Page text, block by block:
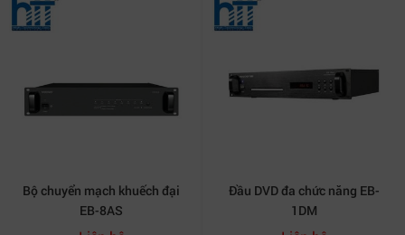
Bộ chuyển mạch khuếch đại
EB-8AS
Đầu DVD đa chức năng EB-
1DM